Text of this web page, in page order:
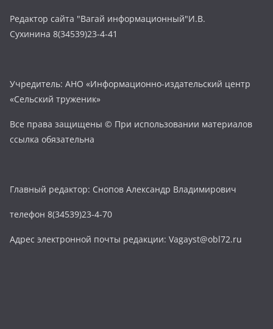
Редактор сайта "Вагай информационный"И.В.
Сухинина 8(34539)23-4-41
Учредитель: АНО «Информационно-издательский центр
«Сельский труженик»
Все права защищены © При использовании материалов
ссылка обязательна
Главный редактор: Снопов Александр Владимирович
телефон 8(34539)23-4-70
Адрес электронной почты редакции: Vagayst@obl72.ru